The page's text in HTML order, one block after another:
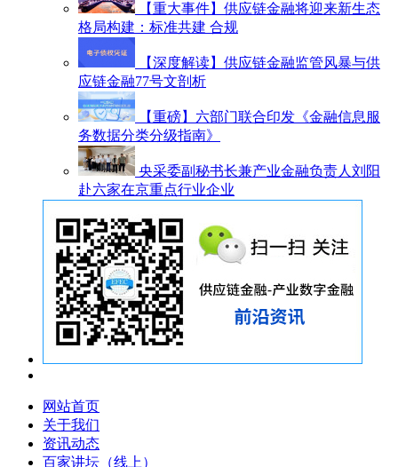
【重大事件】供应链金融将迎来新生态
格局构建：标准共建 合规
【深度解读】供应链金融监管风暴与供
应链金融77号文剖析
【重磅】六部门联合印发《金融信息服
务数据分类分级指南》
央采委副秘书长兼产业金融负责人刘阳
赴六家在京重点行业企业
网站首页
关于我们
资讯动态
百家讲坛（线上）